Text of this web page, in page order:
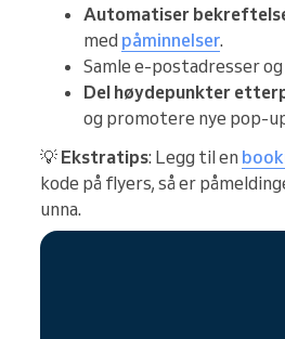
Automatiser
med påminnelser.
Samle e-postadresser og
Del høydepunkter
og promotere nye pop-
💡 Ekstratips: Legg til en
kode på flyers, så er
unna.